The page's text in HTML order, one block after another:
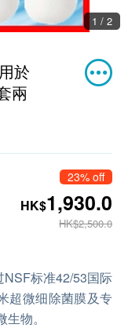
1 / 2
於
兩
23% off
HK$1,930.0
HK$2,500.0
标准42/53国际
超微细除菌膜及专
物。